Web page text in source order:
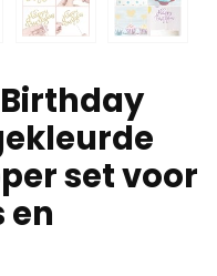
set voor
en